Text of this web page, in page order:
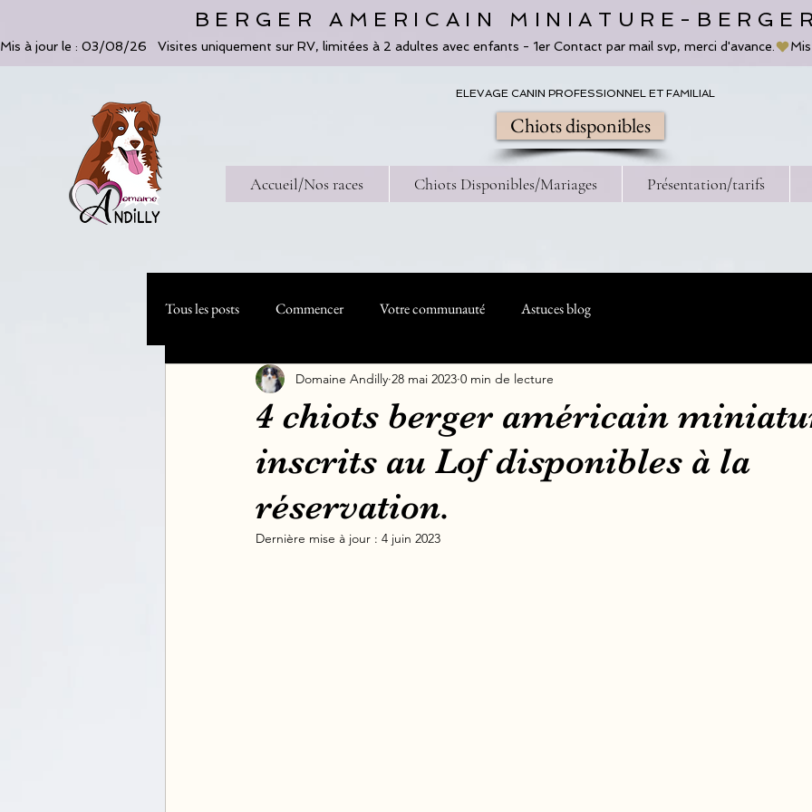
BERGER AMERICAIN MINIATURE-
Mis à jour le : 03/08/26   Visites uniquement sur RV, limitées à 2 adultes avec enfants - 1er Contact par mail svp, merci d'avance.
ELEVAGE CANIN PROFESSIONNEL ET FAMILIAL
Chiots disponibles
Accueil/Nos races Chiots Disponibles/Mariages Présentation/tarifs
Tous les posts Commencer Votre communauté Astuces blog
4 chiots berger américain
inscrits au Lof disponibles à la
réservation.
Domaine Andilly 28 mai 2023 0 min de lecture
Dernière mise à jour : 4 juin 2023